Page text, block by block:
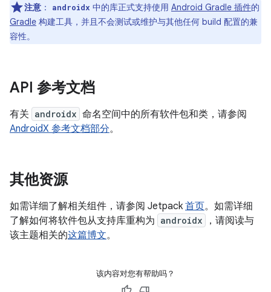
注意 ： androidx 中的库正式支持使用 Android Gradle 插件的
Gradle 构建工具，并且不会测试或维护与其他任何 build 配置的兼
容性。
API 参考文档
有关 androidx 命名空间中的所有软件包和类，请参阅
AndroidX 参考文档部分。
其他资源
如需详细了解相关组件，请参阅 Jetpack 首页。如需详细
了解如何将软件包从支持库重构为 androidx
，请阅读与
该主题相关的这篇博文。
该内容对您有帮助吗？